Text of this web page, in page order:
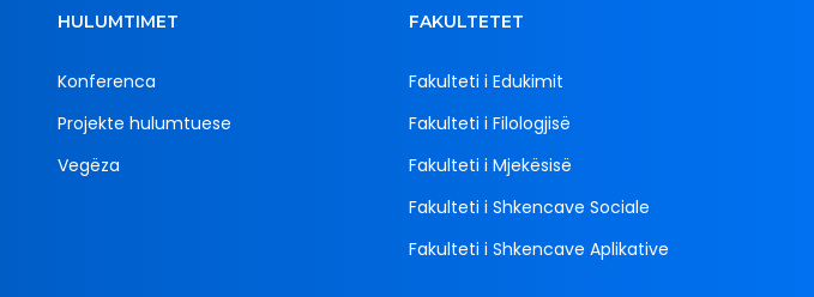
HULUMTIMET
Konferenca
Projekte hulumtuese
Vegëza
FAKULTETET
Fakulteti i Edukimit
Fakulteti i Filologjisë
Fakulteti i Mjekësisë
Fakulteti i Shkencave Sociale
Fakulteti i Shkencave Aplikative